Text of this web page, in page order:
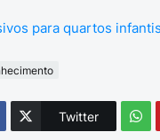
para quartos
Twitter